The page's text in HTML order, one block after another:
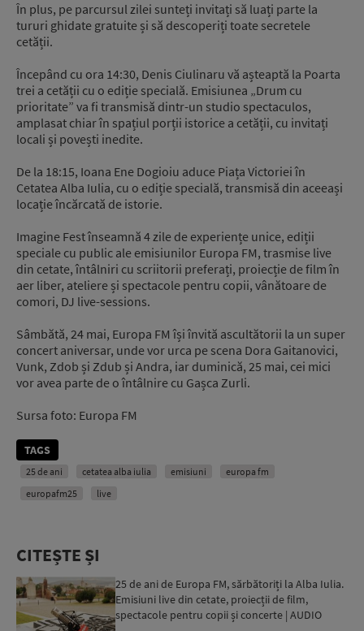
În plus, pe parcursul zilei sunteți invitați să luați parte la
tururi ghidate gratuite și să descoperiți toate secretele
cetății.
Începând cu ora 14:30, Denis Ciulinaru vă așteaptă la Poarta
trei a cetății cu o ediție specială. Emisiunea „Drum cu
prioritate” va fi transmisă dintr-un studio spectaculos,
amplasat chiar în spațiul porții istorice a cetății, cu invitați
locali și povești inedite.
De la 18:15, Ioana Ene Dogioiu aduce Piața Victoriei în
Cetatea Alba Iulia, cu o ediție specială, transmisă din aceeași
locație încărcată de istorie.
Imagine Fest înseamnă 4 zile de experiențe unice, ediții
speciale cu public ale emisiunilor Europa FM, trasmise live
din cetate, întâlniri cu scriitorii preferați, proiecție de film în
aer liber, ateliere și spectacole pentru copii, vânătoare de
comori, DJ live-sessions.
Sâmbătă, 24 mai, Europa FM își învită ascultătorii la un super
concert aniversar, unde vor urca pe scena Dora Gaitanovici,
Vunk, Zdob și Zdub și Andra, iar duminică, 25 mai, cei mici
vor avea parte de o întâlnire cu Gașca Zurli.
Sursa foto: Europa FM
TAGS
25 de ani cetatea alba iulia emisiuni
europa fm
europafm25
live
CITEȘTE ȘI
25 de ani de Europa FM, sărbătoriți la Alba Iulia.
Emisiuni live din cetate, proiecții de film,
spectacole pentru copii și concerte | AUDIO